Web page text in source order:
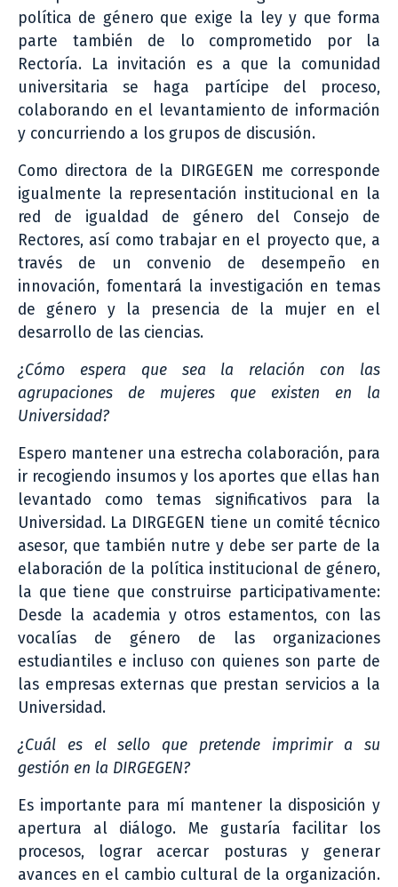
política de género que exige la ley y que forma
parte también de lo comprometido por la
Rectoría. La invitación es a que la comunidad
universitaria se haga partícipe del proceso,
colaborando en el levantamiento de información
y concurriendo a los grupos de discusión.
Como directora de la DIRGEGEN me corresponde
igualmente la representación institucional en la
red de igualdad de género del Consejo de
Rectores, así como trabajar en el proyecto que, a
través de un convenio de desempeño en
innovación, fomentará la investigación en temas
de género y la presencia de la mujer en el
desarrollo de las ciencias.
¿Cómo espera que sea la relación con las
agrupaciones de mujeres que existen en la
Universidad?
Espero mantener una estrecha colaboración, para
ir recogiendo insumos y los aportes que ellas han
levantado como temas significativos para la
Universidad. La DIRGEGEN tiene un comité técnico
asesor, que también nutre y debe ser parte de la
elaboración de la política institucional de género,
la que tiene que construirse participativamente:
Desde la academia y otros estamentos, con las
vocalías de género de las organizaciones
estudiantiles e incluso con quienes son parte de
las empresas externas que prestan servicios a la
Universidad.
¿Cuál es el sello que pretende imprimir a su
gestión en la DIRGEGEN?
Es importante para mí mantener la disposición y
apertura al diálogo. Me gustaría facilitar los
procesos, lograr acercar posturas y generar
avances en el cambio cultural de la organización.